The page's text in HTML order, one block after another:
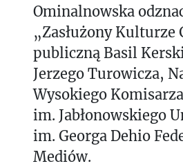
Ominalnowska
„Zasłużony Kulturze
publiczną Basil
Jerzego Turowicza,
Wysokiego
im. Jabłonowskiego
im. Georga Dehio
Mediów.